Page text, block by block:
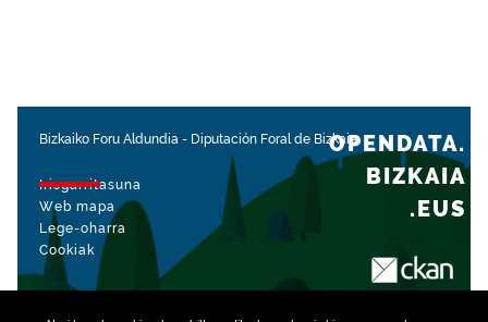
Bizkaiko Foru Aldundia - Diputación Foral de Bizkaia
Irisgarritasuna
Web mapa
Lege-oharra
Cookiak
OPENDATA.
BIZKAIA
.EUS